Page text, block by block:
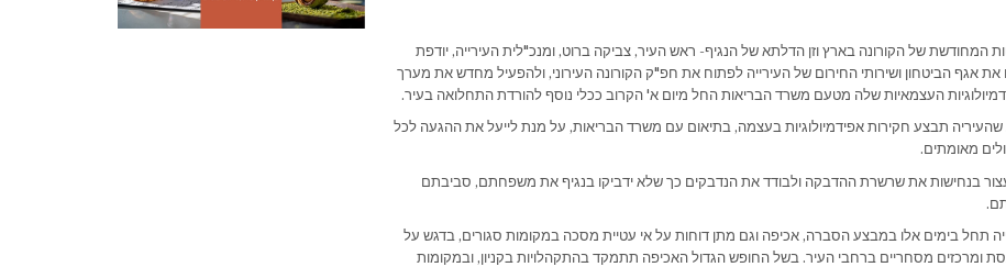
המחודשת של הקורונה בארץ וזן הדלתא של הנגיף- ראש העיר, צביקה ברוט, ומנכ"לית העירייה, יודפת
את אגף הביטחון ושירותי החירום של העירייה לפתוח את חפ"ק הקורונה העירוני, ולהפעיל מחדש את מערך
העצמאיות שלה מטעם משרד הבריאות החל מיום א' הקרוב ככלי נוסף להורדת התחלואה בעיר.
תבצע חקירות אפידמיולוגיות בעצמה, בתיאום עם משרד הבריאות, על מנת לייעל את ההגעה לכל
מאומתים.
בנחישות את שרשרת ההדבקה ולבודד את הנדבקים כך שלא ידביקו בנגיף את משפחתם, סביבתם
תחל בימים אלו במבצע הסברה, אכיפה וגם מתן דוחות על אי עטיית מסכה במקומות סגורים, בדגש על
ומרכזים מסחריים ברחבי העיר. בשל החופש הגדול האכיפה תתמקד בהתקהלויות בקניון, ובמקומות